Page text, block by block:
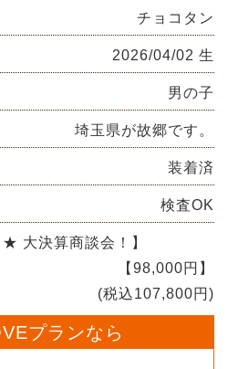
チョコタン
2026/04/02 生
男の子
埼玉県が故郷です。
装着済
検査OK
★ 大決算商談会！】
【98,000円】
(税込107,800円)
プランなら